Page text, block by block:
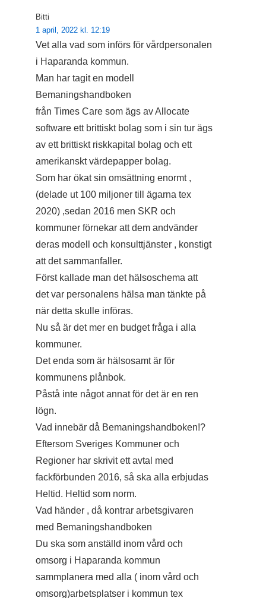
Bitti
1 april, 2022 kl. 12:19
Vet alla vad som införs för vårdpersonalen
i Haparanda kommun.
Man har tagit en modell
Bemaningshandboken
från Times Care som ägs av Allocate
software ett brittiskt bolag som i sin tur ägs
av ett brittiskt riskkapital bolag och ett
amerikanskt värdepapper bolag.
Som har ökat sin omsättning enormt ,
(delade ut 100 miljoner till ägarna tex
2020) ,sedan 2016 men SKR och
kommuner förnekar att dem andvänder
deras modell och konsulttjänster , konstigt
att det sammanfaller.
Först kallade man det hälsoschema att
det var personalens hälsa man tänkte på
när detta skulle införas.
Nu så är det mer en budget fråga i alla
kommuner.
Det enda som är hälsosamt är för
kommunens plånbok.
Påstå inte något annat för det är en ren
lögn.
Vad innebär då Bemaningshandboken!?
Eftersom Sveriges Kommuner och
Regioner har skrivit ett avtal med
fackförbunden 2016, så ska alla erbjudas
Heltid. Heltid som norm.
Vad händer , då kontrar arbetsgivaren
med Bemaningshandboken
Du ska som anställd inom vård och
omsorg i Haparanda kommun
sammplanera med alla ( inom vård och
omsorg)arbetsplatser i kommun tex